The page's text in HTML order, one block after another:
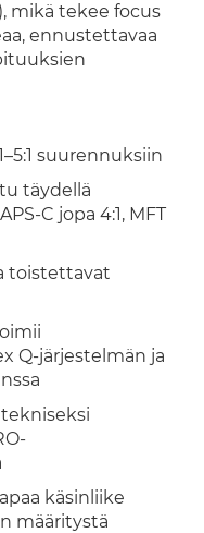
mikä tekee focus
ennustettavaa
suurennuksiin
täydellä
C jopa 4:1, MFT
toistettavat
Q-järjestelmän ja
käsinliike
määritystä